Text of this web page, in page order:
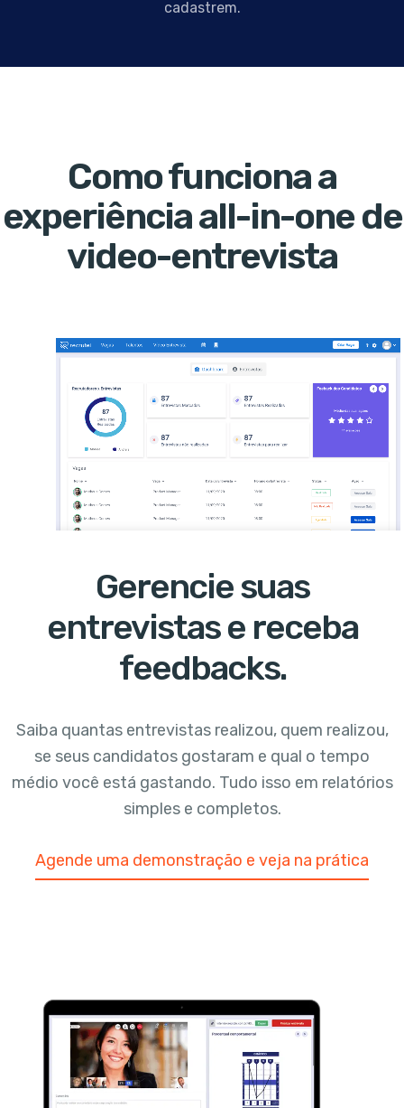
cadastrem.
Como funciona a
experiência all-in-one de
video-entrevista
Gerencie suas
entrevistas e receba
feedbacks.
Saiba quantas entrevistas realizou, quem realizou,
se seus candidatos gostaram e qual o tempo
médio você está gastando. Tudo isso em relatórios
simples e completos.
Agende uma demonstração e veja na prática